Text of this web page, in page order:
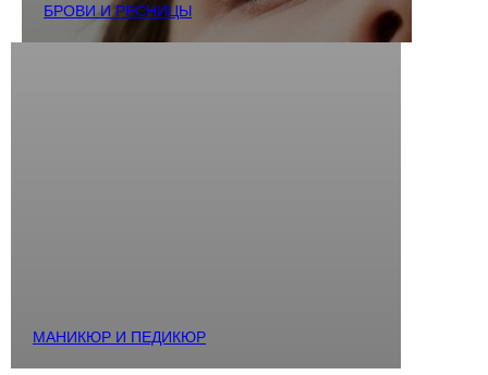
БРОВИ И РЕСНИЦЫ
МАНИКЮР И ПЕДИКЮР